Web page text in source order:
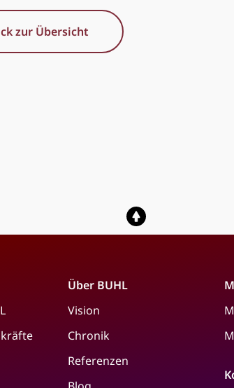
zur Übersicht
Über BUHL
Vision
Chronik
Referenzen